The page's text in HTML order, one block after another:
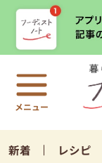
新着 レシピ